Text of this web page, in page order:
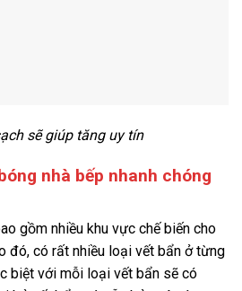
sẽ giúp tăng uy tín
nhà bếp nhanh chóng
gồm nhiều khu vực chế biến cho
đó, có rất nhiều loại vết bẩn ở từng
biệt với mỗi loại vết bẩn sẽ có